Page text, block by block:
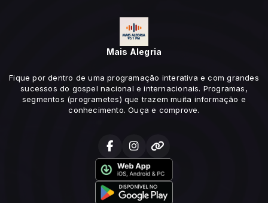
Mais Alegria
Fique por dentro de uma programação interativa e com grandes
sucessos do gospel nacional e internacionais. Programas,
segmentos (programetes) que trazem muita informação e
conhecimento. Ouça e comprove.